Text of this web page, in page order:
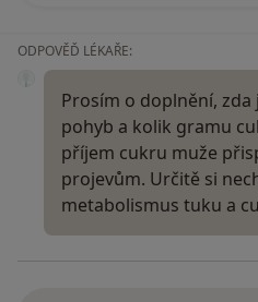
ODPOVĚĎ LÉKAŘE:
Prosím o doplnění,
pohyb a kolik gramu
příjem cukru muže
projevům. Určitě si
metabolismus tuku a